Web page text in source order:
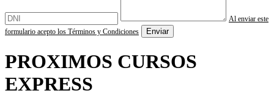
Al enviar este
formulario acepto los Términos y Condiciones
PROXIMOS CURSOS
EXPRESS